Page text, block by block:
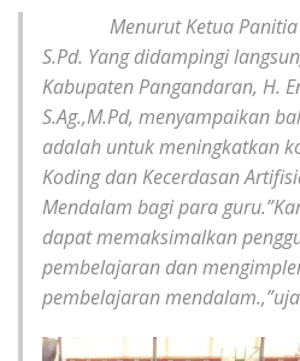
Menurut Ketua Panitia
S.Pd. Yang didampingi
Kabupaten Pangandaran, H.
S.Ag.,M.Pd, menyampaikan
adalah untuk meningkatkan
Koding dan Kecerdasan
Mendalam bagi para
dapat memaksimalkan
pembelajaran dan
pembelajaran